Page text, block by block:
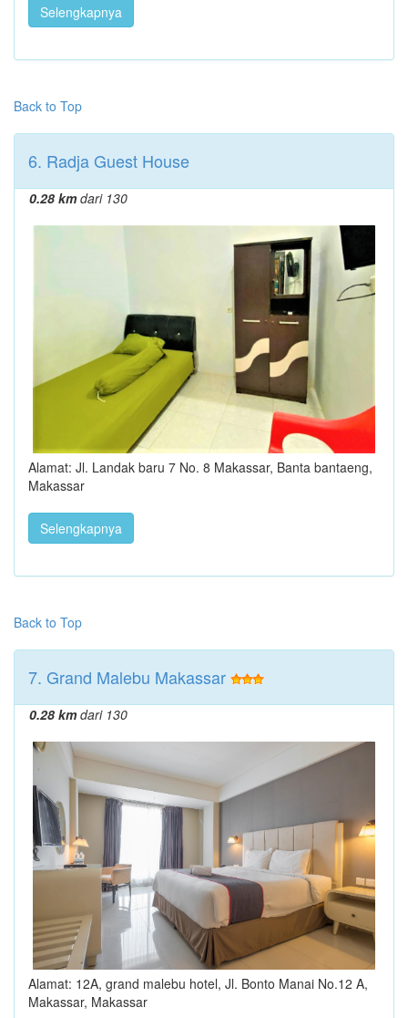
Selengkapnya
Back to Top
6. Radja Guest House
0.28 kmdari 130
Alamat: Jl. Landak baru 7 No. 8 Makassar, Banta bantaeng,
Makassar
Selengkapnya
Back to Top
7. Grand Malebu Makassar
0.28 kmdari 130
Alamat: 12A, grand malebu hotel, Jl. Bonto Manai No.12 A,
Makassar, Makassar